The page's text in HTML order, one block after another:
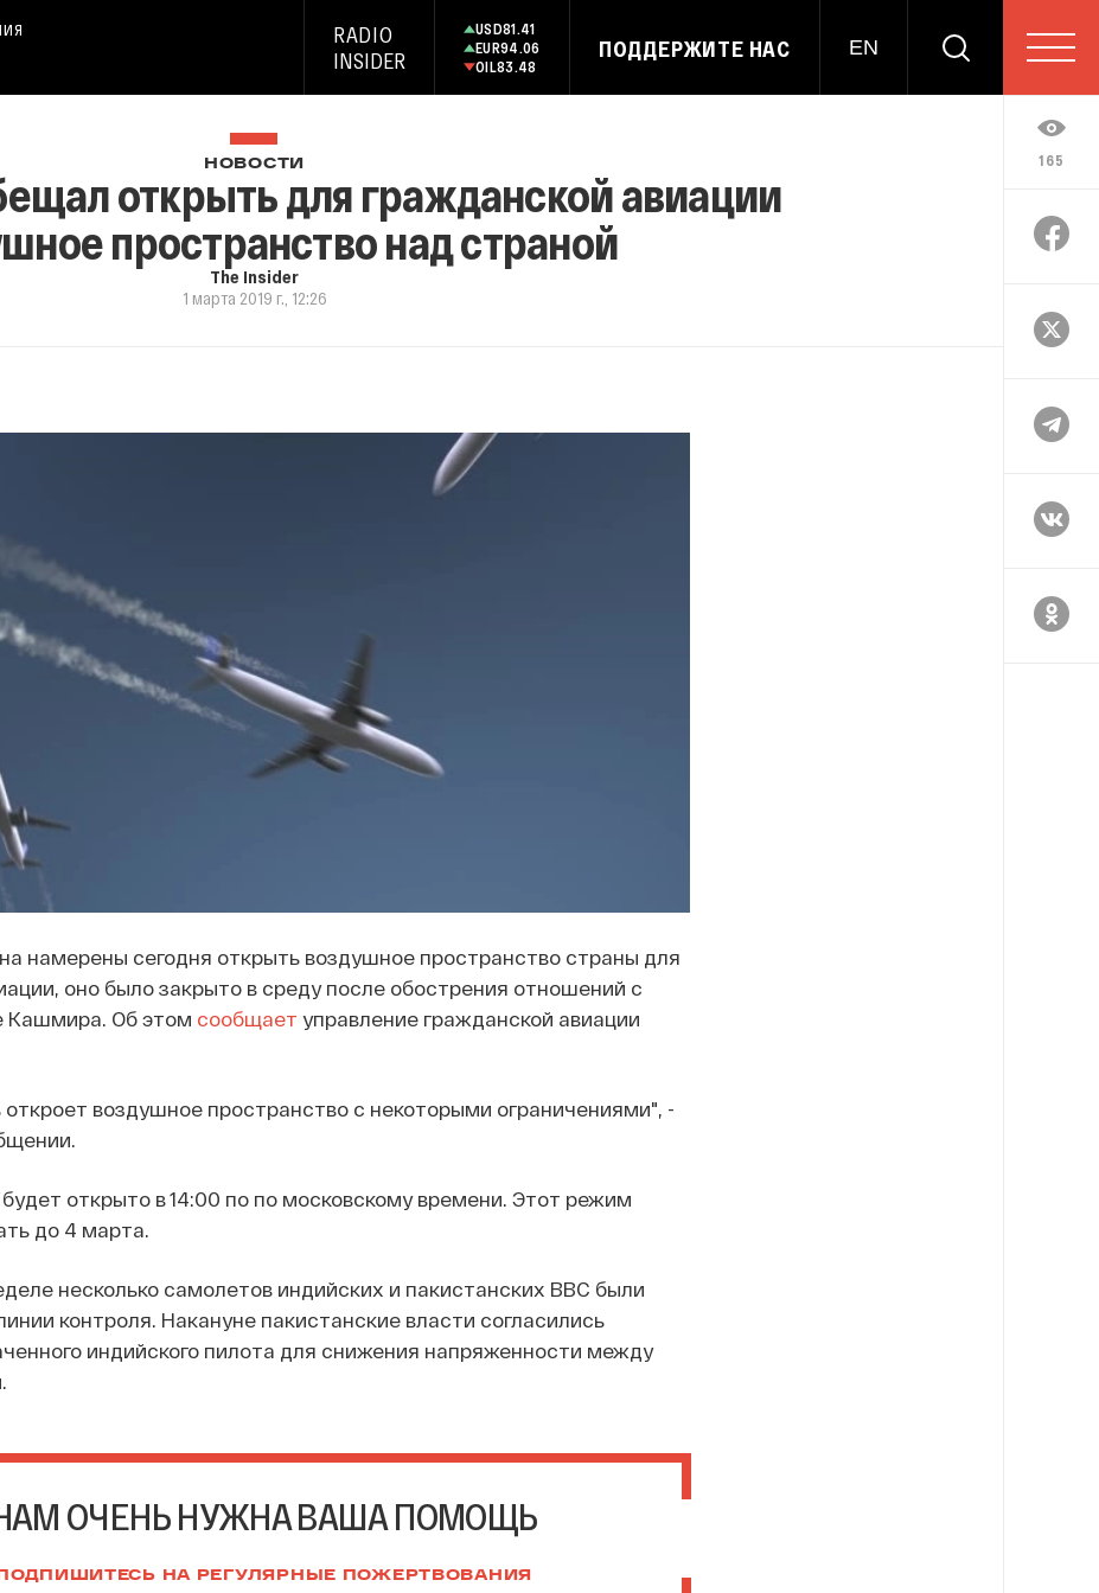
RADIO
INSIDER
USD81.41
EUR94.06
OIL83.48
ПОДДЕРЖИТЕ НАС EN
165
НОВОСТИ
открыть для гражданской авиации
пространство над страной
The Insider
1 марта 2019 г., 12:26
намерены сегодня открыть воздушное пространство страны для
оно было закрыто в среду после обострения отношений с
Кашмира. Об этом сообщает управление гражданской авиации
откроет воздушное пространство с некоторыми ограничениями", -
открыто в 14:00 по по московскому времени. Этот режим
до 4 марта.
несколько самолетов индийских и пакистанских ВВС были
контроля. Накануне пакистанские власти согласились
индийского пилота для снижения напряженности между
ОЧЕНЬ НУЖНА ВАША ПОМОЩЬ
ПОДПИШИТЕСЬ НА РЕГУЛЯРНЫЕ ПОЖЕРТВОВАНИЯ